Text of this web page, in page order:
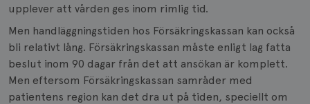
upplever att vården ges inom rimlig tid.
Men handläggningstiden hos Försäkringskassan kan också
bli relativt lång. Försäkringskassan måste enligt lag fatta
beslut inom 90 dagar från det att ansökan är komplett.
Men eftersom Försäkringskassan samråder med
patientens region kan det dra ut på tiden, speciellt om